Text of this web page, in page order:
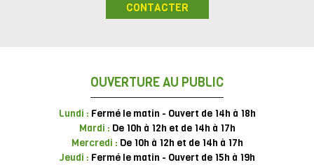
CONTACTER
OUVERTURE AU PUBLIC
Lundi : Fermé le matin - Ouvert de 14h à 18h
Mardi : De 10h à 12h et de 14h à 17h
Mercredi : De 10h à 12h et de 14h à 17h
Jeudi : Fermé le matin - Ouvert de 15h à 19h